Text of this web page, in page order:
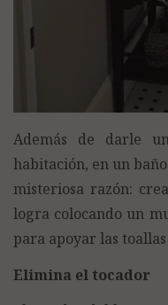
Además de darle
habitación, en un
misteriosa razón:
logra colocando un
para apoyar las
Elimina el tocador